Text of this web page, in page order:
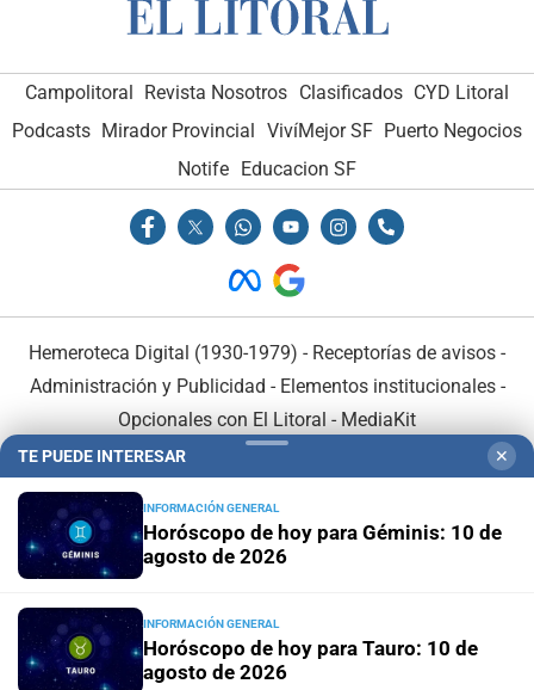
Campolitoral Revista Nosotros Clasificados CYD Litoral
Podcasts Mirador Provincial VivíMejor SF Puerto Negocios
Notife Educacion SF
Hemeroteca Digital (1930-1979) - Receptorías de avisos -
Administración y Publicidad - Elementos institucionales-
Opcionales con El Litoral - MediaKit
En Asociación con:
TE PUEDE INTERESAR ✕
INFORMACIÓN GENERAL
Horóscopo de hoy para Géminis: 10 de
agosto de 2026
INFORMACIÓN GENERAL
Horóscopo de hoy para Tauro: 10 de
agosto de 2026